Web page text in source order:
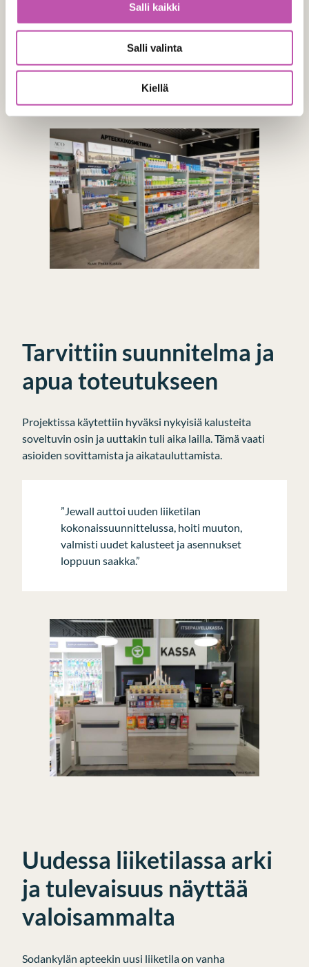
Salli kaikki
Salli valinta
Kiellä
etsiä apteekille uutta liiketilaa, Anne
kertoilee. ”
Vaihtoehtoja uudeksi liiketilaksi oli useampikin, ja
Tarvittiin suunnitelma ja
apua toteutukseen
Projektissa käytettiin hyväksi nykyisiä kalusteita
soveltuvin osin ja uuttakin tuli aika lailla. Tämä vaati
asioiden sovittamista ja aikatauluttamista.
”Jewall auttoi uuden liiketilan
kokonaissuunnittelussa, hoiti muuton,
valmisti uudet kalusteet ja asennukset
loppuun saakka.”
Uudessa liiketilassa arki
ja tulevaisuus näyttää
valoisammalta
Sodankylän apteekin uusi liiketila on vanha